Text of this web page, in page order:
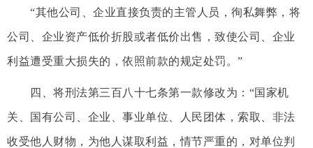
“其他公司、企业直接负责的主管人员，徇私舞弊，将
公司、企业资产低价折股或者低价出售，致使公司、企业
利益遭受重大损失的，依照前款的规定处罚。”
四、将刑法第三百八十七条第一款修改为：“国家机
关、国有公司、企业、事业单位、人民团体，索取、非法
收受他人财物，为他人谋取利益，情节严重的，对单位判